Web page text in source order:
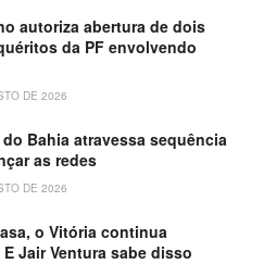
autoriza abertura de dois
da PF envolvendo
DE 2026
Bahia atravessa sequência
as redes
DE 2026
o Vitória continua
Jair Ventura sabe disso